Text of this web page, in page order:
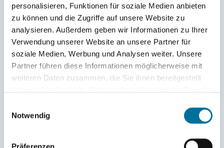
personalisieren, Funktionen für soziale Medien anbieten
zu können und die Zugriffe auf unsere Website zu
analysieren. Außerdem geben wir Informationen zu Ihrer
Verwendung unserer Website an unsere Partner für
soziale Medien, Werbung und Analysen weiter. Unsere
Partner führen diese Informationen möglicherweise mit
weiteren Daten zusammen, die Sie ihnen bereitgestellt
Notwendig
Präferenzen
Beach-Lounge © Andy